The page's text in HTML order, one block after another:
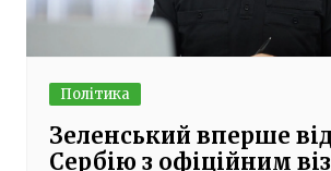
Політика
Зеленський вперше
Сербію з офіційним